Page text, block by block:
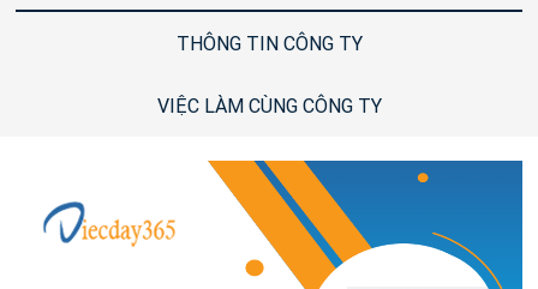
THÔNG TIN CÔNG TY
VIỆC LÀM CÙNG CÔNG TY